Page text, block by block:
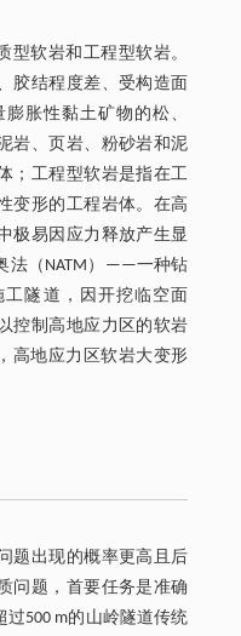
型软岩和工程型软岩。
胶结程度差、受构造面
胀性黏土矿物的松、
岩、页岩、粉砂岩和泥
；工程型软岩是指在工
变形的工程岩体。在高
极易因应力释放产生显
法（NATM）——一种钻
工隧道，因开挖临空面
控制高地应力区的软岩
高地应力区软岩大变形
题出现的概率更高且后
问题，首要任务是准确
500 m的山岭隧道传统